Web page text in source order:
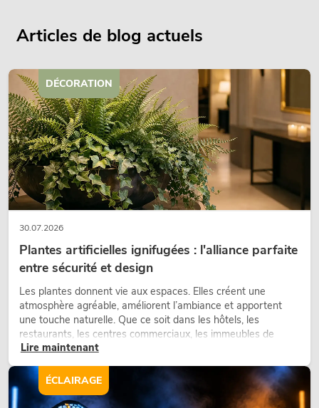
Articles de blog actuels
30.07.2026
Plantes artificielles ignifugées : l'alliance parfaite
entre sécurité et design
Les plantes donnent vie aux espaces. Elles créent une
atmosphère agréable, améliorent l’ambiance et apportent
une touche naturelle. Que ce soit dans les hôtels, les
restaurants, les centres commerciaux, les immeubles de
bureaux ou sur les stands d’exposition, une végétalisation de
d’aménagement modernes.
Lire maintenant
DÉCORATION
ÉCLAIRAGE